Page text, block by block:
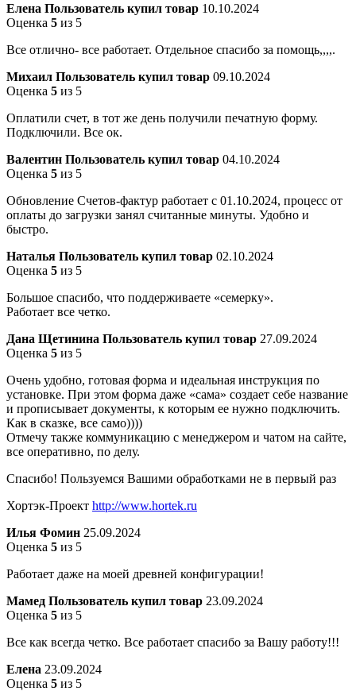
Елена Пользователь купил товар 10.10.2024
Оценка 5 из 5
Все отлично- все работает. Отдельное спасибо за помощь,,,,.
Михаил Пользователь купил товар 09.10.2024
Оценка 5 из 5
Оплатили счет, в тот же день получили печатную форму.
Подключили. Все ок.
Валентин Пользователь купил товар 04.10.2024
Оценка 5 из 5
Обновление Счетов-фактур работает с 01.10.2024, процесс от
оплаты до загрузки занял считанные минуты. Удобно и
быстро.
Наталья Пользователь купил товар 02.10.2024
Оценка 5 из 5
Большое спасибо, что поддерживаете «семерку».
Работает все четко.
Дана Щетинина Пользователь купил товар 27.09.2024
Оценка 5 из 5
Очень удобно, готовая форма и идеальная инструкция по
установке. При этом форма даже «сама» создает себе название
и прописывает документы, к которым ее нужно подключить.
Как в сказке, все само))))
Отмечу также коммуникацию с менеджером и чатом на сайте,
все оперативно, по делу.
Спасибо! Пользуемся Вашими обработками не в первый раз
Хортэк-Проект http://www.hortek.ru
Илья Фомин 25.09.2024
Оценка 5 из 5
Работает даже на моей древней конфигурации!
Мамед Пользователь купил товар 23.09.2024
Оценка 5 из 5
Все как всегда четко. Все работает спасибо за Вашу работу!!!
Елена 23.09.2024
Оценка 5 из 5